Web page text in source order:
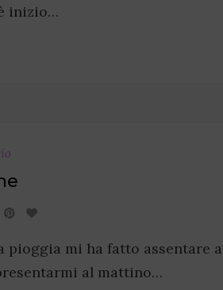
inizio…
pioggia mi ha fatto assentare
al mattino…